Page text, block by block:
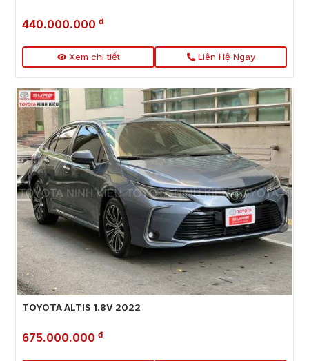
440.000.000 đ
Xem chi tiết Liên Hệ Ngay
TOYOTA ALTIS 1.8V 2022
675.000.000 đ